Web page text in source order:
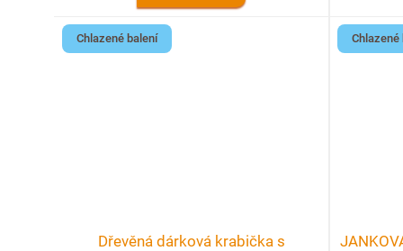
Chlazené balení
Dřevěná dárková krabička s
Chlazené